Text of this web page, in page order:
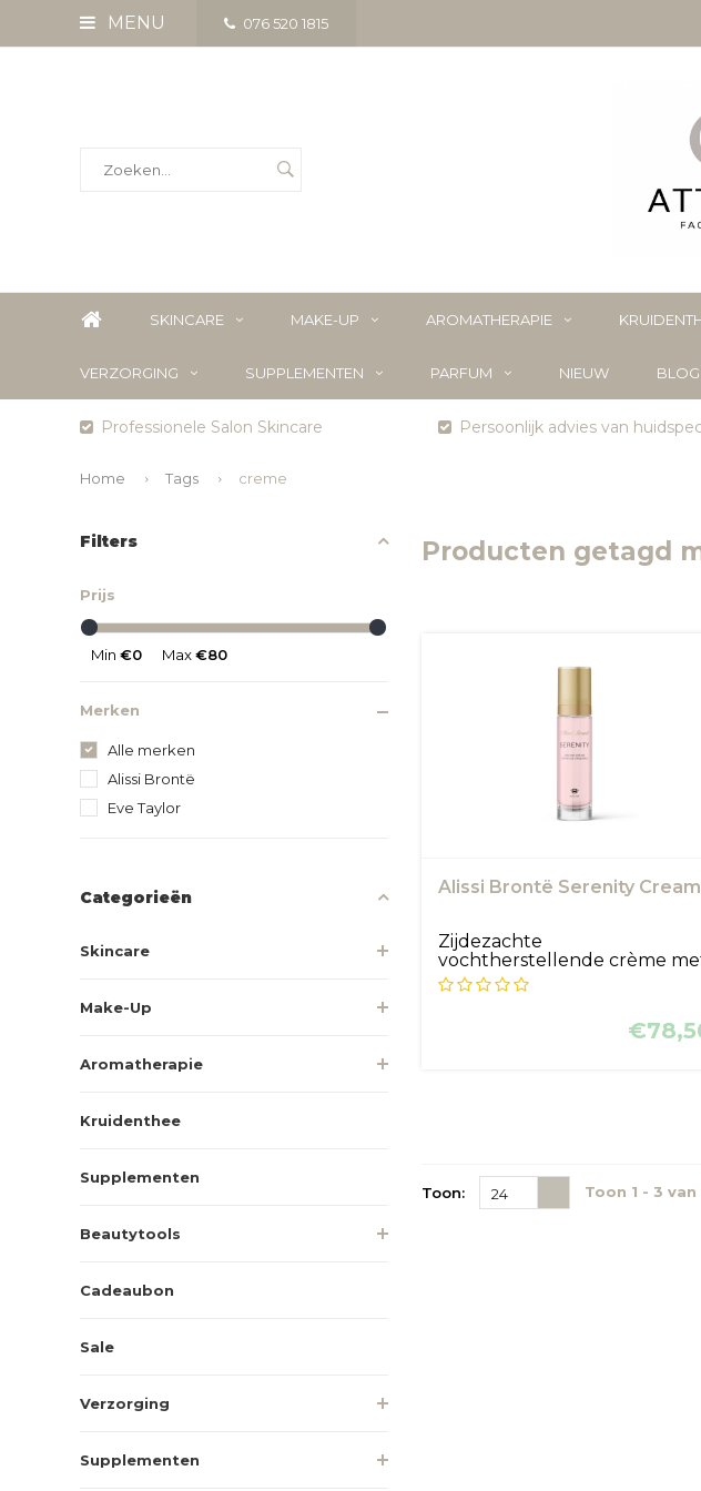
MENU 076 520 1815
SKINCARE MAKE-UP AROMATHERAPIE
VERZORGING SUPPLEMENTEN PARFUM NIEUW BLOG
Professionele Salon Skincare Persoonlijk advies van
Home Tags creme
Filters
Prijs
Min €0 Max€80
Merken
Alle merken
Alissi Brontë
Eve Taylor
Categorieën
Skincare
Make-Up
Aromatherapie
Kruidenthee
Supplementen
Beautytools
Cadeaubon
Sale
Verzorging
Supplementen
Producten getagd
Alissi Brontë Serenity Cream
Zijdezachte
vochtherstellende crème
extract van orchide...
Toon: 24 Toon 1 - 3 van